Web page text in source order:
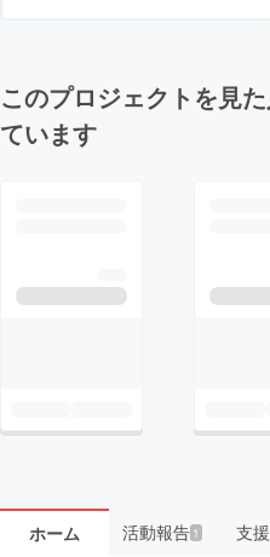
このプロジェクトを見
ています
ホーム 活動報告1 支